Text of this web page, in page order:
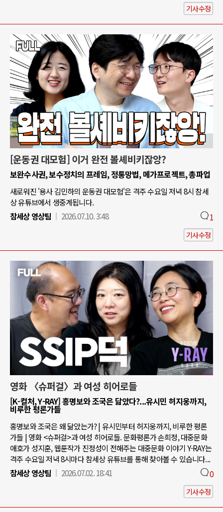
기사수정
[운동권 대모험] 이거 완전 볼셰비키잖앙?
보완수사권, 보수정치의 프레임, 정통망법, 메가프로젝트, 총파업
새로워진 '용사 김민하의 운동권 대모험'은 격주 수요일 저녁 8시 참세
상 유튜브에서 생중계됩니다.
참세상 영상팀
2026.07.10. 3:48 1
기사수정
영화 〈슈퍼걸〉과 여성 히어로들
[K-컬처, Y-RAY] 홍명보와 조국은 닮았다?...유시민 허지웅까지,
비루한 평론가들
홍명보와 조국은 왜 닮았는가? | 유시민부터 허지웅까지, 비루한 평론
가들 | 영화 <슈퍼걸>과 여성 히어로들. 문화평론가 손희정, 대중문화
애호가 성지훈, 웹툰작가 진정성이 전해주는 대중문화 이야기 Y-RAY는
격주 수요일 저녁 8시마다 참세상 유튜브를 통해 찾아볼 수 있습니다...
참세상 영상팀
2026.07.02. 18:41 0
기사수정